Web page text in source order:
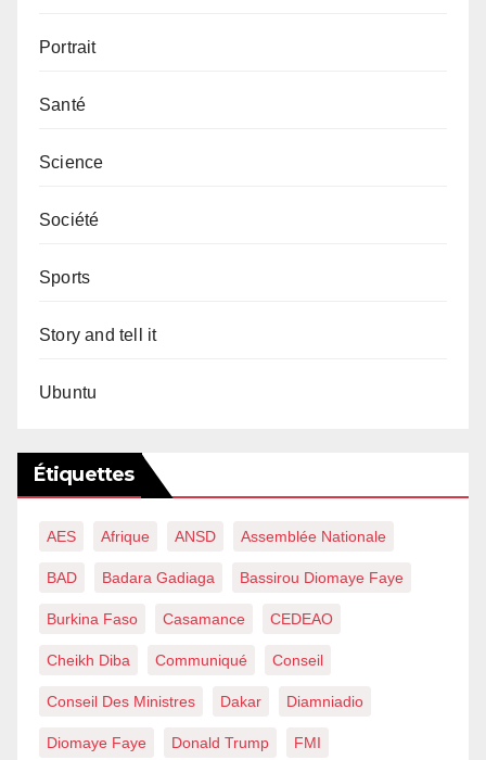
Portrait
Santé
Science
Société
Sports
Story and tell it
Ubuntu
Étiquettes
AES Afrique ANSD Assemblée Nationale
BAD Badara Gadiaga Bassirou Diomaye Faye
Burkina Faso Casamance CEDEAO
Cheikh Diba Communiqué Conseil
Conseil Des Ministres Dakar Diamniadio
Diomaye Faye Donald Trump FMI